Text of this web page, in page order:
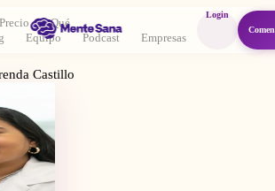
Precio
Qué
Equipo Podcast Empresas
Login
Castillo